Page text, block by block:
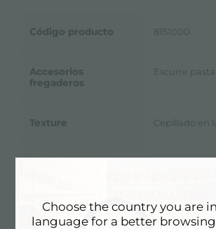
Código producto 8151000
Accesorios
fregaderos
Escurre pasta
Texture Cepillado en
Choose the country you are
language for a better